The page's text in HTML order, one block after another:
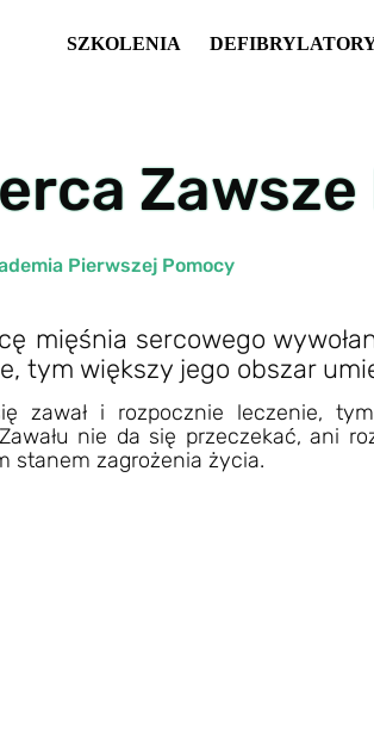
SZKOLENIA
Pierwszej Pomocy
mięśnia sercowego
tym większy jego obszar
zawał i rozpocznie leczenie,
nie da się przeczekać, ani
stanem zagrożenia życia.